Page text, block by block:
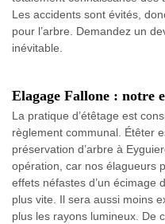
Les accidents sont évités,
pour l’arbre. Demandez un
inévitable.
Elagage Fallone : notre
La pratique d’étêtage est
règlement communal. Étêter
préservation d’arbre à
opération, car nos élagueurs
effets néfastes d’un écimage
plus vite. Il sera aussi moins
plus les rayons lumineux. De